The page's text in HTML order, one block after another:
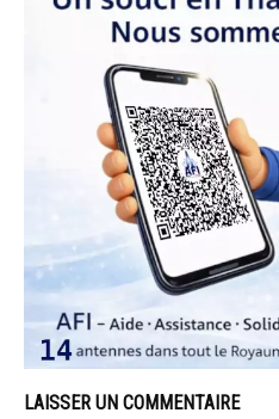
LAISSER UN COMMENTAIRE